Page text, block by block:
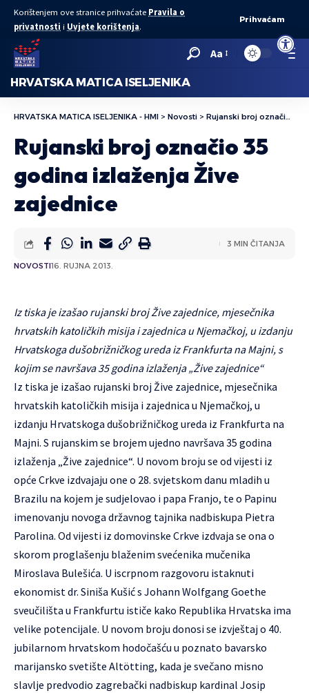
Korištenjem ove stranice prihvaćate Pravila o
privatnosti i Uvjete korištenja.
Prihvaćam
Aa
HRVATSKA MATICA ISELJENIKA
HRVATSKA MATICA ISELJENIKA - HMI > Novosti > Rujanski broj označio 35 godina izlaženja Žive zajednice
Rujanski broj označio 35
godina izlaženja Žive
zajednice
NOVOSTI16. RUJNA 2013.
3 MIN ČITANJA
Iz tiska je izašao rujanski broj Žive zajednice, mjesečnika
hrvatskih katoličkih misija i zajednica u Njemačkoj, u izdanju
Hrvatskoga dušobrižničkog ureda iz Frankfurta na Majni, s
kojim se navršava 35 godina izlaženja „Žive zajednice“
Iz tiska je izašao rujanski broj Žive zajednice, mjesečnika
hrvatskih katoličkih misija i zajednica u Njemačkoj, u
izdanju Hrvatskoga dušobrižničkog ureda iz Frankfurta na
Majni. S rujanskim se brojem ujedno navršava 35 godina
izlaženja „Žive zajednice“. U novom broju se od vijesti iz
opće Crkve izdvajaju one o 28. svjetskom danu mladih u
Brazilu na kojem je sudjelovao i papa Franjo, te o Papinu
imenovanju novoga državnog tajnika nadbiskupa Pietra
Parolina. Od vijesti iz domovinske Crkve izdvaja se ona o
skorom proglašenju blaženim svećenika mučenika
Miroslava Bulešića. U iscrpnom razgovoru istaknuti
ekonomist dr. Siniša Kušić s Johann Wolfgang Goethe
sveučilišta u Frankfurtu ističe kako Republika Hrvatska ima
velike potencijale. U novom broju donosi se izvještaj o 40.
jubilarnom hrvatskom hodočašću u poznato bavarsko
marijansko svetište Altötting, kada je svečano misno
slavlje predvodio zagrebački nadbiskup kardinal Josip
Open